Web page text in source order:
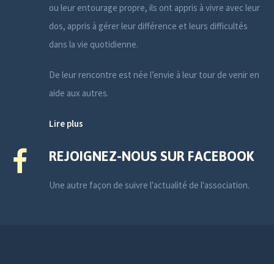
ou leur entourage propre, ils ont appris à vivre avec leur
dos, appris à gérer leur différence et leurs difficultés
dans la vie quotidienne.
De leur rencontre est née l’envie à leur tour de venir en
aide aux autres.
Lire plus
REJOIGNEZ-NOUS SUR FACEBOOK
Une autre façon de suivre l'actualité de l'association.